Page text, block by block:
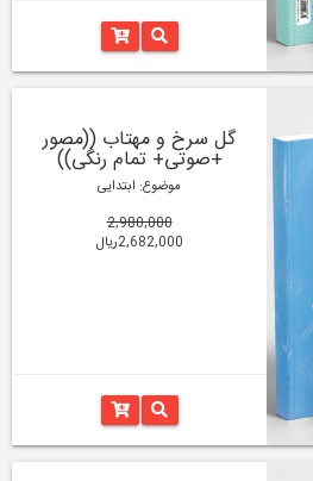
گل سرخ و مهتاب ((مصور
+صوتی+ تمام رنگی))
موضوع: ابتدایی
2,980,000
2,682,000ریال